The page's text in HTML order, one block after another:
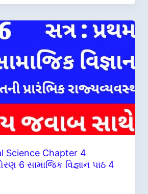
Science Chapter 4
6 સામાજિક વિજ્ઞાન પાઠ 4